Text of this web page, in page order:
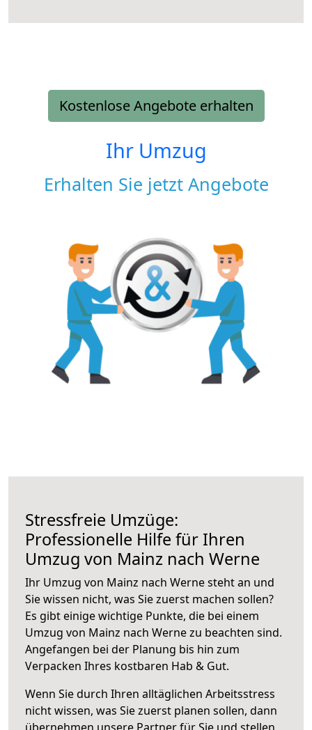
Kostenlose Angebote erhalten
Ihr Umzug
Erhalten Sie jetzt Angebote
Stressfreie Umzüge:
Professionelle Hilfe für Ihren
Umzug von Mainz nach Werne
Ihr Umzug von Mainz nach Werne steht an und
Sie wissen nicht, was Sie zuerst machen sollen?
Es gibt einige wichtige Punkte, die bei einem
Umzug von Mainz nach Werne zu beachten sind.
Angefangen bei der Planung bis hin zum
Verpacken Ihres kostbaren Hab & Gut.
Wenn Sie durch Ihren alltäglichen Arbeitsstress
nicht wissen, was Sie zuerst planen sollen, dann